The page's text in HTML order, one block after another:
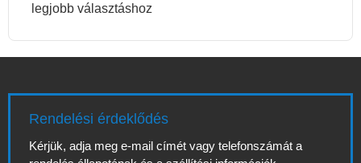
legjobb választáshoz
Rendelési érdeklődés
Kérjük, adja meg e-mail címét vagy telefonszámát a